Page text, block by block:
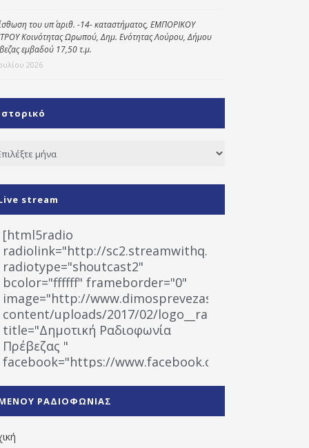
του υπ΄ αριθ. -14- καταστήματος, ΕΜΠΟΡΙΚΟΥ
Κοινότητας Ωρωπού, Δημ. Ενότητας Λούρου, Δήμου
εμβαδού 17,50 τ.μ.
2026
stream
[html5radio
radiolink="http://sc2.streamwithq.com:8028/
radiotype="shoutcast2"
bcolor="ffffff" frameborder="0"
image="http://www.dimosprevezas.gr/wp-
content/uploads/2017/02/logo__radiofonias.jpg"
title="Δημοτική Ραδιοφωνία
Πρέβεζας "
facebook="https://www.facebook.com/
1531194763766854/" artist="" ]
ΡΑΔΙΟΦΩΝΙΑΣ